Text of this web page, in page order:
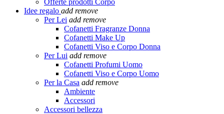
Offerte prodotti Corpo
Idee regalo add remove
Per Lei add remove
Cofanetti Fragranze Donna
Cofanetti Make Up
Cofanetti Viso e Corpo Donna
Per Lui add remove
Cofanetti Profumi Uomo
Cofanetti Viso e Corpo Uomo
Per la Casa add remove
Ambiente
Accessori
Accessori bellezza